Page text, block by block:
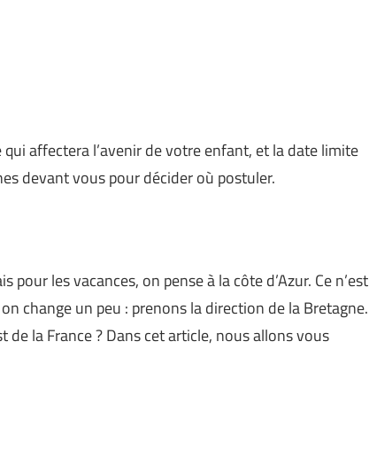
affectera l’avenir de votre enfant, et la date limite
devant vous pour décider où postuler.
les vacances, on pense à la côte d’Azur. Ce n’est
change un peu : prenons la direction de la Bretagne.
la France ? Dans cet article, nous allons vous